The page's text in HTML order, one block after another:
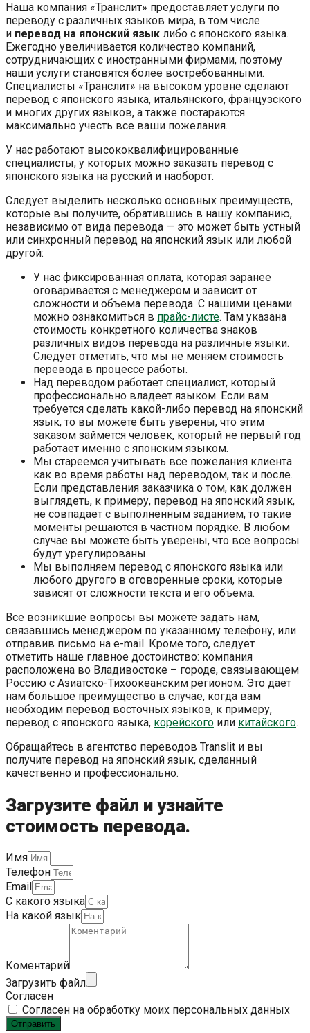
Наша компания «Транслит» предоставляет услуги по
переводу с различных языков мира, в том числе
и перевод на японский язык либо с японского языка.
Ежегодно увеличивается количество компаний,
сотрудничающих с иностранными фирмами, поэтому
наши услуги становятся более востребованными.
Специалисты «Транслит» на высоком уровне сделают
перевод с японского языка, итальянского, французского
и многих других языков, а также постараются
максимально учесть все ваши пожелания.
У нас работают высококвалифицированные
специалисты, у которых можно заказать перевод с
японского языка на русский и наоборот.
Следует выделить несколько основных преимуществ,
которые вы получите, обратившись в нашу компанию,
независимо от вида перевода — это может быть устный
или синхронный перевод на японский язык или любой
другой:
У нас фиксированная оплата, которая заранее
оговаривается с менеджером и зависит от
сложности и объема перевода. С нашими ценами
можно ознакомиться в прайс-листе. Там указана
стоимость конкретного количества знаков
различных видов перевода на различные языки.
Следует отметить, что мы не меняем стоимость
перевода в процессе работы.
Над переводом работает специалист, который
профессионально владеет языком. Если вам
требуется сделать какой-либо перевод на японский
язык, то вы можете быть уверены, что этим
заказом займется человек, который не первый год
работает именно с японским языком.
Мы стареемся учитывать все пожелания клиента
как во время работы над переводом, так и после.
Если представления заказчика о том, как должен
выглядеть, к примеру, перевод на японский язык,
не совпадает с выполненным заданием, то такие
моменты решаются в частном порядке. В любом
случае вы можете быть уверены, что все вопросы
будут урегулированы.
Мы выполняем перевод с японского языка или
любого другого в оговоренные сроки, которые
зависят от сложности текста и его объема.
Все возникшие вопросы вы можете задать нам,
связавшись менеджером по указанному телефону, или
отправив письмо на e-mail. Кроме того, следует
отметить наше главное достоинство: компания
расположена во Владивостоке – городе, связывающем
Россию с Азиатско-Тихоокеанским регионом. Это дает
нам большое преимущество в случае, когда вам
необходим перевод восточных языков, к примеру,
перевод с японского языка, корейского или китайского.
Обращайтесь в агентство переводов Translit и вы
получите перевод на японский язык, сделанный
качественно и профессионально.
Загрузите файл и узнайте
стоимость перевода.
Имя
Телефон
Email
С какого языка
На какой язык
Коментарий
Загрузить файл
Согласен
Согласен на обработку моих персональных данных
Отправить